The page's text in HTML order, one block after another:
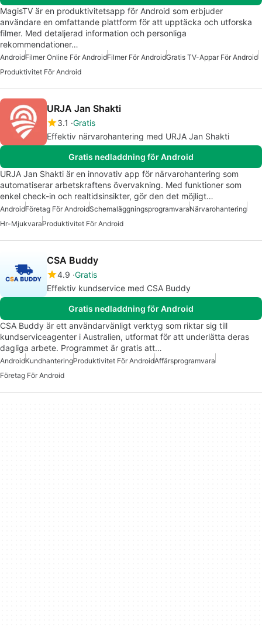
MagisTV är en produktivitetsapp för Android som erbjuder
användare en omfattande plattform för att upptäcka och utforska
filmer. Med detaljerad information och personliga
rekommendationer…
AndroidFilmer Online För AndroidFilmer För AndroidGratis TV-Appar För Android
Produktivitet För Android
URJA Jan Shakti
3.1 Gratis
Effektiv närvarohantering med URJA Jan Shakti
Gratis nedladdning för Android
URJA Jan Shakti är en innovativ app för närvarohantering som
automatiserar arbetskraftens övervakning. Med funktioner som
enkel check-in och realtidsinsikter, gör den det möjligt…
AndroidFöretag För AndroidSchemaläggningsprogramvaraNärvarohantering
Hr-MjukvaraProduktivitet För Android
CSA Buddy
4.9 Gratis
Effektiv kundservice med CSA Buddy
Gratis nedladdning för Android
CSA Buddy är ett användarvänligt verktyg som riktar sig till
kundserviceagenter i Australien, utformat för att underlätta deras
dagliga arbete. Programmet är gratis att…
AndroidKundhanteringProduktivitet För AndroidAffärsprogramvara
Företag För Android